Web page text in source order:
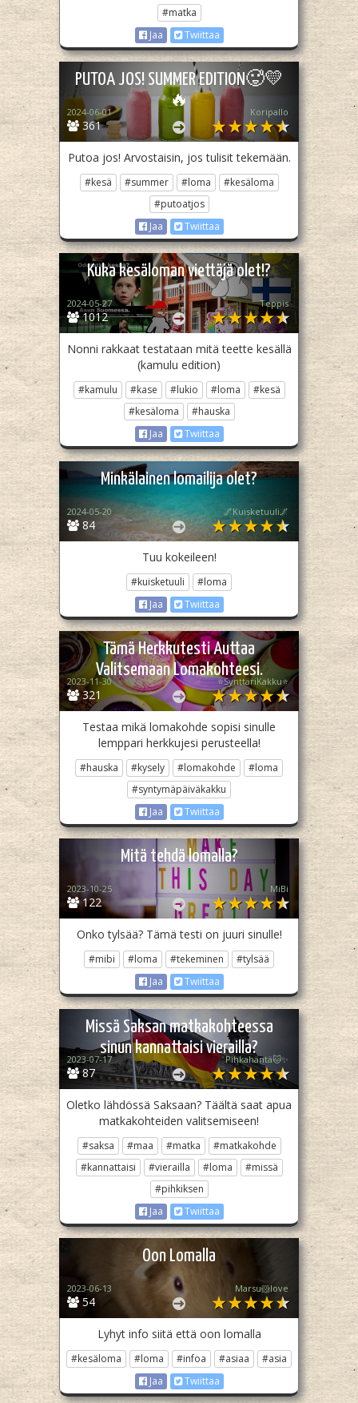
#matka
Jaa
Twiittaa
PUTOA JOS! SUMMER EDITION🥵💛
🔥
361
2024-06-01 Koripallo
Putoa jos! Arvostaisin, jos tulisit tekemään.
#kesä #summer #loma
#kesäloma
#putoatjos
Jaa
Twiittaa
Kuka kesäloman viettäjä olet!?
1012
2024-05-27 Teppis
Nonni rakkaat testataan mitä teette kesällä
(kamulu edition)
#kamulu #kase #lukio #loma
#kesä
#kesäloma
#hauska
Jaa
Twiittaa
Minkälainen lomailija olet?
84
2024-05-20 🌌Kuisketuuli🌌
Tuu kokeileen!
#kuisketuuli
#loma
Jaa
Twiittaa
Tämä Herkkutesti Auttaa
Valitsemaan Lomakohteesi.
321
2023-11-30 ⭐SynttäriKakku⭐
Testaa mikä lomakohde sopisi sinulle
lemppari herkkujesi perusteella!
#hauska #kysely #lomakohde
#loma
#syntymäpäiväkakku
Jaa
Twiittaa
Mitä tehdä lomalla?
122
2023-10-25 MiBi
Onko tylsää? Tämä testi on juuri sinulle!
#mibi #loma #tekeminen
#tylsää
Jaa
Twiittaa
Missä Saksan matkakohteessa
sinun kannattaisi vierailla?
87
2023-07-17 Pihkahäntä🐱✨
Oletko lähdössä Saksaan? Täältä saat apua
matkakohteiden valitsemiseen!
#saksa #maa #matka
#matkakohde
#kannattaisi
#vierailla #loma
#missä
#pihkiksen
Jaa
Twiittaa
Oon Lomalla
54
2023-06-13 Marsu🐹love
Lyhyt info siitä että oon lomalla
#kesäloma #loma #infoa #asiaa
#asia
Jaa
Twiittaa